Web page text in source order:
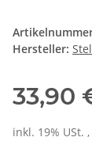
Hersteller:
33,90
inkl. 19% USt.